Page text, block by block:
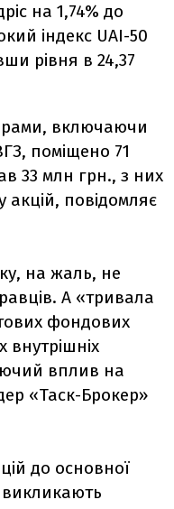
на 1,74% до
індекс UAI-50
рівня в 24,37
включаючи
поміщено 71
33 млн грн., з них
акцій, повідомляє
на жаль, не
А «тривала
фондових
внутрішніх
вплив на
«Таск-Брокер»
до основної
викликають